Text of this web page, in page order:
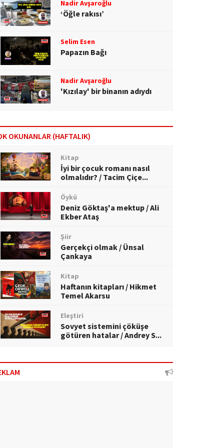
Nadir Avşaroğlu
‘Öğle rakısı’
Selim Esen
Papazın Bağı
Nadir Avşaroğlu
'Kızılay' bir binanın adıydı
OKUNANLAR (HAFTALIK)
Kitap
İyi bir çocuk romanı nasıl
olmalıdır? / Tacim Çiçe...
Öykü
Deniz Göktaş'a mektup / Ali
Ekber Ataş
Şiir
Gerçekçi olmak / Ünsal
Çankaya
Kitap
Haftanın kitapları / Hikmet
Temel Akarsu
Eleştiri
Sovyet sistemini çöküşe
götüren hatalar / Andrey S...